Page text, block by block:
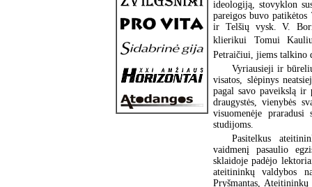
ideologiją, stovyklon
pareigos buvo
ir Telšių vysk. V.
klierikui Tomui
Petraičiui, jiems talkino
Vyriausieji ir
visatos, slėpinys
pagal savo paveikslą ir
draugystės, vienybės
visuomenėje
studijoms.
Pasitelkus
vaidmenį pasaulio
sklaidoje padėjo
ateitininkų valdybos
Pryšmantas, Ateitininkų